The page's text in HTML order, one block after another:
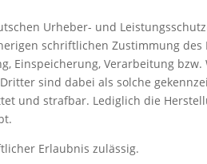
Urheber- und
schriftlichen Zustimmung
Einspeicherung, Verarbeitung
sind dabei als solche
und strafbar. Lediglich die
Erlaubnis zulässig.